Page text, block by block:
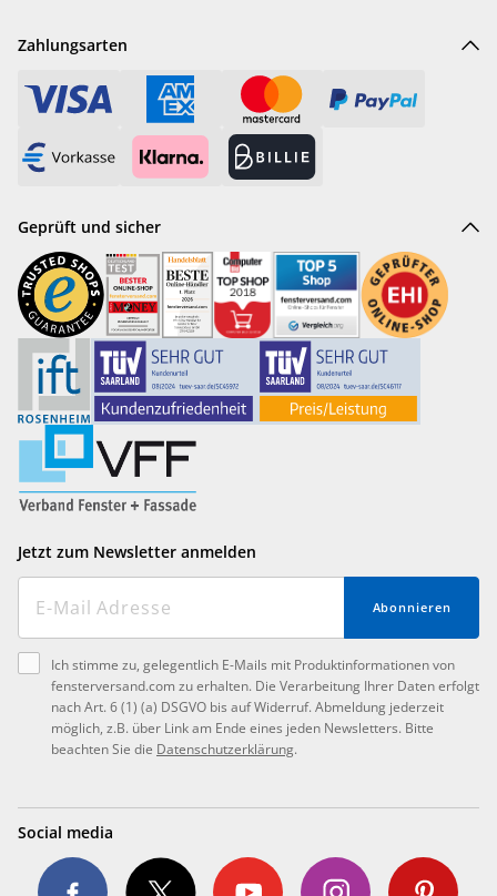
Zahlungsarten
Geprüft und sicher
Jetzt zum Newsletter anmelden
Abonnieren
Ich stimme zu, gelegentlich E-Mails mit Produktinformationen von
fensterversand.com zu erhalten. Die Verarbeitung Ihrer Daten erfolgt
nach Art. 6 (1) (a) DSGVO bis auf Widerruf. Abmeldung jederzeit
möglich, z.B. über Link am Ende eines jeden Newsletters. Bitte
beachten Sie die Datenschutzerklärung.
Social media